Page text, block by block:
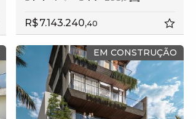
R$ 7.143.240,40
EM CONSTRUÇÃO